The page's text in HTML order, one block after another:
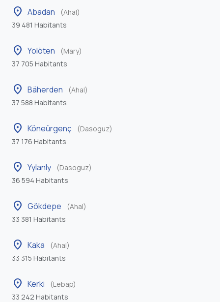
location_on Abadan
(Ahal)
39 481 Habitants
location_on Yolöten
(Mary)
37 705 Habitants
location_on Bäherden
(Ahal)
37 588 Habitants
location_on Köneürgenç
(Dasoguz)
37 176 Habitants
location_on Yylanly
(Dasoguz)
36 594 Habitants
location_on Gökdepe
(Ahal)
33 381 Habitants
location_on Kaka
(Ahal)
33 315 Habitants
location_on Kerki
(Lebap)
33 242 Habitants